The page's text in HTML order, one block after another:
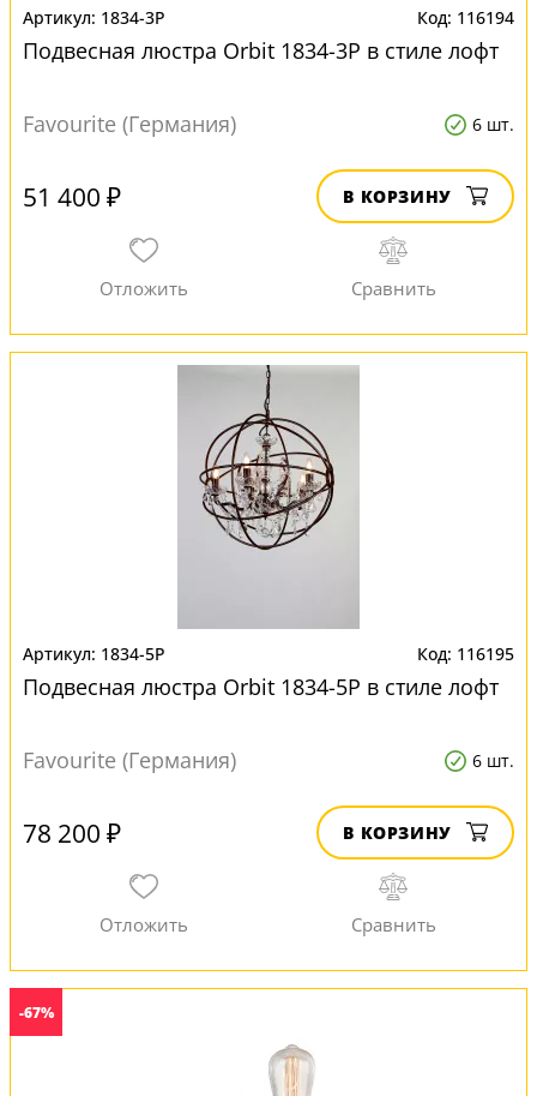
1834-3P 116194
Подвесная люстра Orbit 1834-3P в стиле лофт
Favourite (Германия) 6 шт.
51 400 ₽ В КОРЗИНУ
1834-5P 116195
Подвесная люстра Orbit 1834-5P в стиле лофт
Favourite (Германия) 6 шт.
78 200 ₽ В КОРЗИНУ
-67%